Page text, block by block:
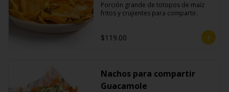
Porción grande de totopos de maíz
fritos y crujientes para compartir.
$119.00
Nachos para compartir
Guacamole